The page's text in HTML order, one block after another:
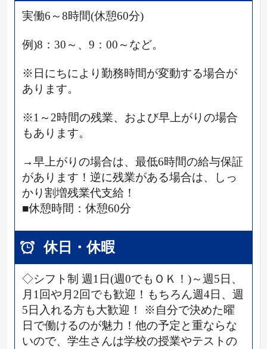
実働6～8時間(休憩60分)
例)8：30～、9：00～など。
※日にちにより勤務時間が変動する場合が
あります。
※1～2時間の残業、および早上がりの場合
もあります。
→早上がりの場合は、最低6時間の給与保証
があります！逆に残業がある場合は、しっ
かり割増残業代支給！
■休憩時間：休憩60分
休日・休暇
◇シフト制 週1日(週0でもＯＫ！)～週5日、
月1回や月2回でも歓迎！もちろん週4日、週
5日入れる方も大歓迎！ ※自分で決めた曜
日で働けるのが魅力！他の予定と重ならな
いので、学生さんは学校の授業やテストの